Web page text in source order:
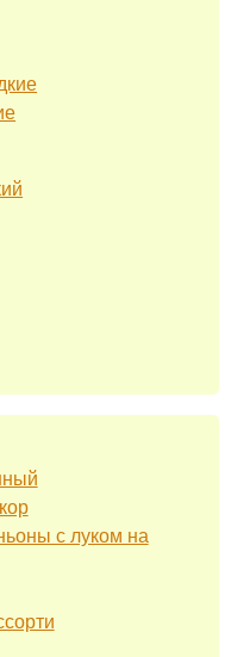
с луком на